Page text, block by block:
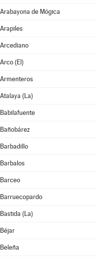
Arabayona de Mógica
Arapiles
Arcediano
Arco (El)
Armenteros
Atalaya (La)
Babilafuente
Bañobárez
Barbadillo
Barbalos
Barceo
Barruecopardo
Bastida (La)
Béjar
Beleña